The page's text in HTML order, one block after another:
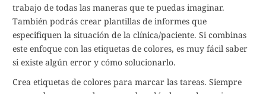
trabajo de todas las maneras que te puedas imaginar.
También podrás crear plantillas de informes que
especifiquen la situación de la clínica/paciente. Si combinas
este enfoque con las etiquetas de colores, es muy fácil saber
si existe algún error y cómo solucionarlo.
Crea etiquetas de colores para marcar las tareas. Siempre